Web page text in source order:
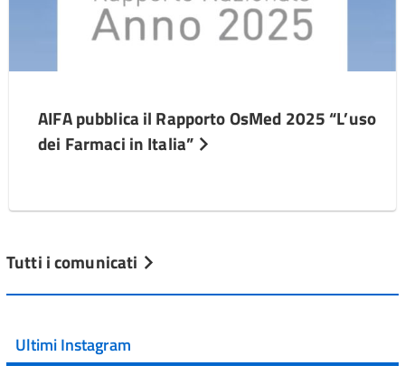
AIFA pubblica il Rapporto OsMed 2025 “L’uso
dei Farmaci in Italia”
Tutti i comunicati
Ultimi Instagram